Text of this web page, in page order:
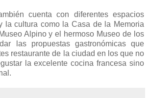
cuenta con diferentes espacios
la cultura como la Casa de la Memoria
Alpino y el hermoso Museo de los
las propuestas gastronómicas que
restaurante de la ciudad en los que no
la excelente cocina francesa sino